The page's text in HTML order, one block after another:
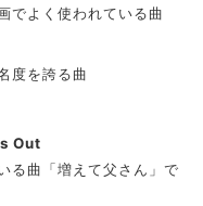
でよく使われている曲
度を誇る曲
Out
る曲「増えて父さん」で